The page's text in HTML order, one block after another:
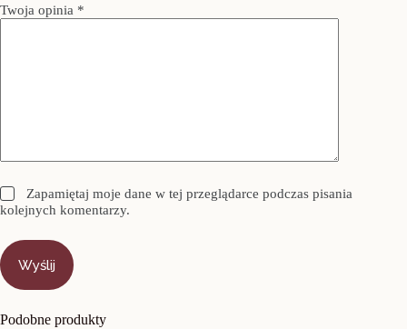
Twoja opinia *
Zapamiętaj moje dane w tej przeglądarce podczas pisania
kolejnych komentarzy.
Wyślij
Podobne produkty